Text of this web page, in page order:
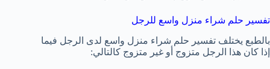
تفسير حلم شراء منزل واسع للرجل
بالطبع يختلف تفسير حلم شراء منزل واسع لدى الرجل فيما
إذا كان هذا الرجل متزوج أو غير متزوج كالتالي: